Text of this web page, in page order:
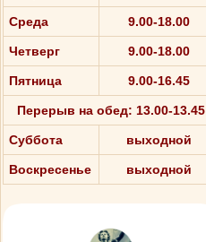
Среда 9.00-18.00
Четверг 9.00-18.00
Пятница 9.00-16.45
Перерыв на обед: 13.00-13.45
Суббота выходной
Воскресенье выходной